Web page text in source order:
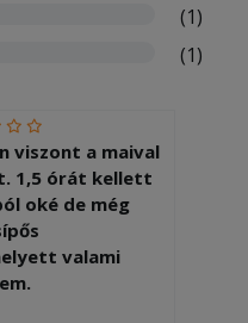
(1)
(1)
viszont a maival
1,5 órát kellett
oké de még
valami